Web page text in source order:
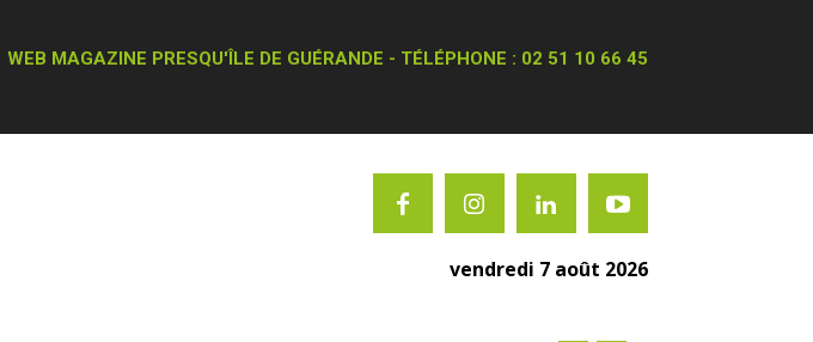
WEB MAGAZINE PRESQU'ÎLE DE GUÉRANDE - TÉLÉPHONE : 02 51 10 66 45
vendredi 7 août 2026